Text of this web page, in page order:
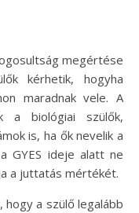
megértése
kérhetik, hogyha
maradnak vele. A
a biológiai szülők,
is, ha ők nevelik a
GYES ideje alatt ne
a juttatás mértékét.
a szülő legalább